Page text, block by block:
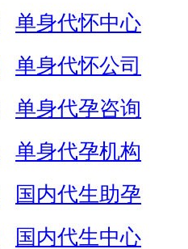
单身代怀中心
单身代怀公司
单身代孕咨询
单身代孕机构
国内代生助孕
国内代生中心